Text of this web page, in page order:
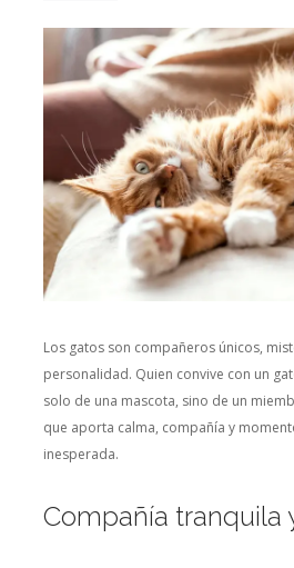
Los gatos son compañeros únicos,
personalidad. Quien convive con un
solo de una mascota, sino de un
que aporta calma, compañía y
inesperada.
Compañía tranquila